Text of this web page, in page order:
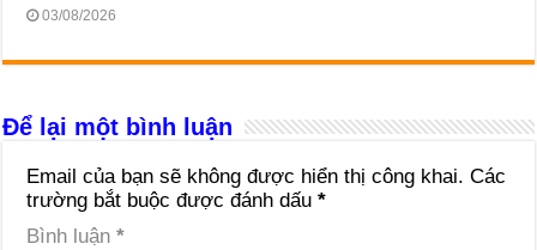
03/08/2026
Để lại một bình luận
Email của bạn sẽ không được hiển thị công khai. Các
trường bắt buộc được đánh dấu*
Bình luận*